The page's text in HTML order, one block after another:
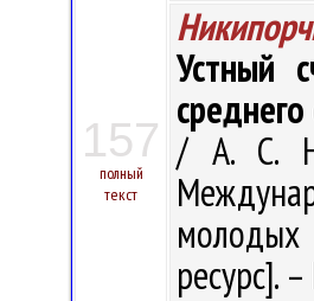
157
полный
текст
Устный
/ А. С.
ресурс].